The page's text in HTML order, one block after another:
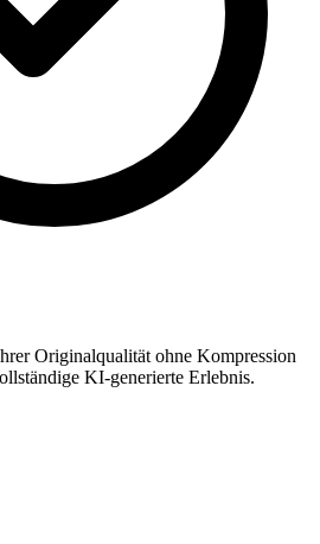
Originalqualität ohne Kompression
KI-generierte Erlebnis.